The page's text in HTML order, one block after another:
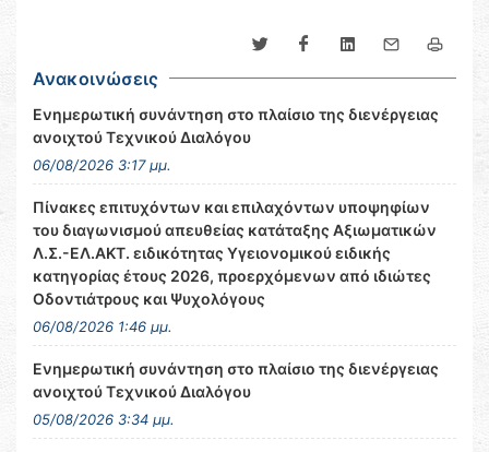
Ανακοινώσεις
Ενημερωτική συνάντηση στο πλαίσιο της διενέργειας
ανοιχτού Τεχνικού Διαλόγου
06/08/2026 3:17 μμ.
Πίνακες επιτυχόντων και επιλαχόντων υποψηφίων
του διαγωνισμού απευθείας κατάταξης Αξιωματικών
Λ.Σ.-ΕΛ.ΑΚΤ. ειδικότητας Υγειονομικού ειδικής
κατηγορίας έτους 2026, προερχόμενων από ιδιώτες
Οδοντιάτρους και Ψυχολόγους
06/08/2026 1:46 μμ.
Ενημερωτική συνάντηση στο πλαίσιο της διενέργειας
ανοιχτού Τεχνικού Διαλόγου
05/08/2026 3:34 μμ.